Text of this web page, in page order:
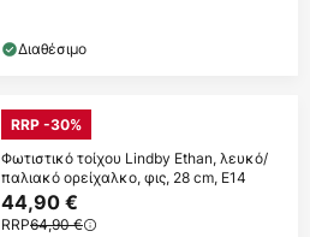
Διαθέσιμο
RRP -30%
Φωτιστικό τοίχου Lindby Ethan, λευκό/
παλιακό ορείχαλκο, φις, 28 cm, E14
44,90 €
RRP64,90 €